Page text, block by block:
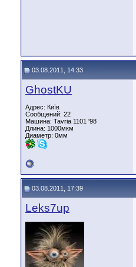
03.08.2011, 14:33
GhostKU
Адрес: Київ
Сообщений: 22
Машина: Tavria 1101 '98
Длина: 1000мкм
Диаметр: 0мм
03.08.2011, 17:39
Leks7up